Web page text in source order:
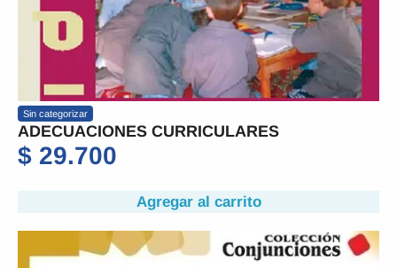
Sin categorizar
ADECUACIONES CURRICULARES
$ 29.700
Agregar al carrito